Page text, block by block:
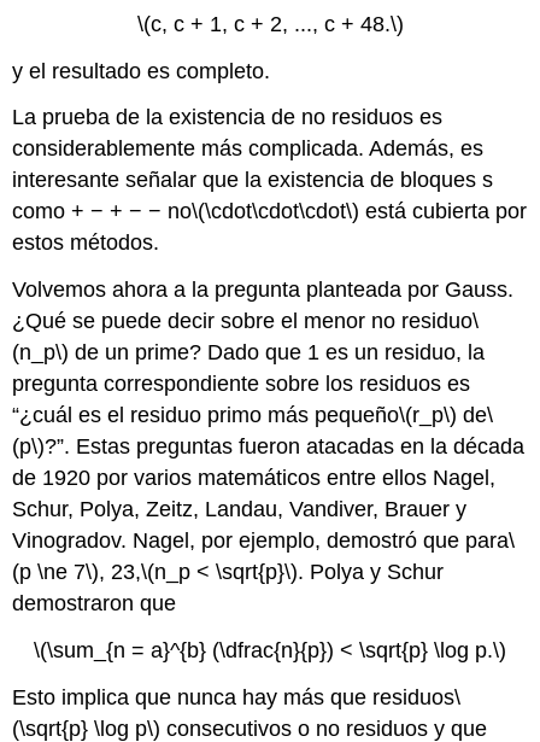
\(c, c + 1, c + 2, ..., c + 48.\)
y el resultado es completo.
La prueba de la existencia de no residuos es
considerablemente más complicada. Además, es
interesante señalar que la existencia de bloques s
como + − + − − no\(\cdot\cdot\cdot\) está cubierta por
estos métodos.
Volvemos ahora a la pregunta planteada por Gauss.
¿Qué se puede decir sobre el menor no residuo\
(n_p\) de un prime? Dado que 1 es un residuo, la
pregunta correspondiente sobre los residuos es
“¿cuál es el residuo primo más pequeño\(r_p\) de\
(p\)?”. Estas preguntas fueron atacadas en la década
de 1920 por varios matemáticos entre ellos Nagel,
Schur, Polya, Zeitz, Landau, Vandiver, Brauer y
Vinogradov. Nagel, por ejemplo, demostró que para\
(p \ne 7\), 23,\(n_p < \sqrt{p}\). Polya y Schur
demostraron que
\(\sum_{n = a}^{b} (\dfrac{n}{p}) < \sqrt{p} \log p.\)
Esto implica que nunca hay más que residuos\
(\sqrt{p} \log p\) consecutivos o no residuos y que